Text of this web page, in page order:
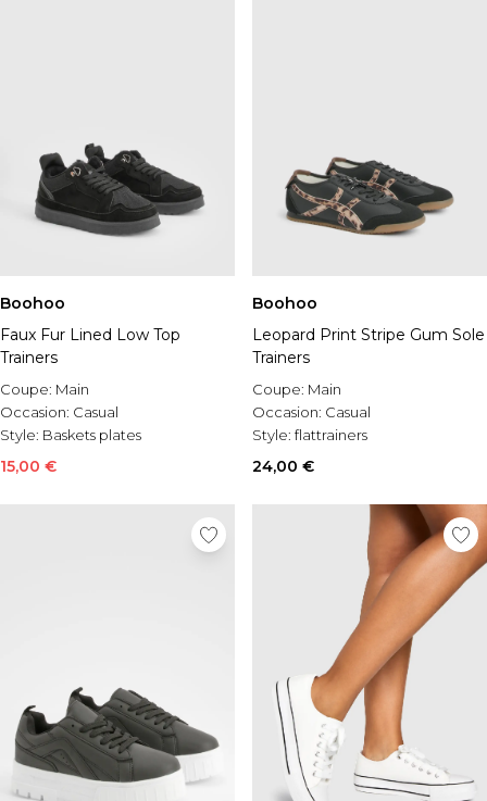
Boohoo
Faux Fur Lined Low Top
Trainers
Coupe: Main
Occasion: Casual
Style: Baskets plates
15,00 €
Boohoo
Leopard Print Stripe Gum Sole
Trainers
Coupe: Main
Occasion: Casual
Style: flattrainers
24,00 €